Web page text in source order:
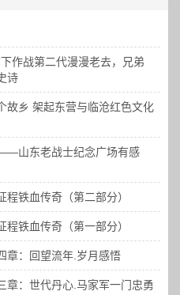
作战第二代漫漫老去，兄弟
诗
故乡 架起东营与临沧红色文化
山东老战士纪念广场有感
铁血传奇（第二部分）
铁血传奇（第一部分）
章：回望流年.岁月感悟
章：世代丹心.马家军一门忠勇